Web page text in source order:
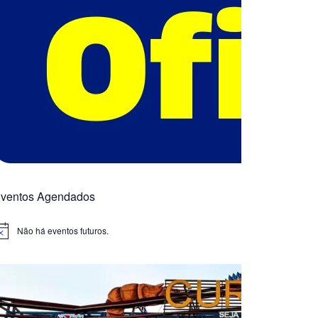
Agendados
Não há eventos futuros.